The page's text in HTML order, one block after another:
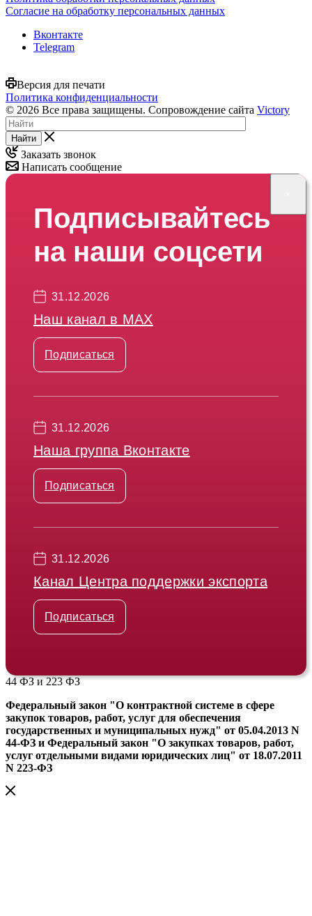
Согласие на обработку персональных данных
Вконтакте
Telegram
Версия для печати
Политика конфиденциальности
© 2026 Все права защищены. Сопровождение сайта Victory
Найти
Заказать звонок
Написать сообщение
Подписывайтесь
на наши соцсети
31.12.2026
Наш канал в МАХ
Подписаться
31.12.2026
Наша группа Вконтакте
Подписаться
31.12.2026
Канал Центра поддержки экспорта
Подписаться
44 ФЗ и 223 ФЗ
Федеральный закон "О контрактной системе в сфере
закупок товаров, работ, услуг для обеспечения
государственных и муниципальных нужд" от 05.04.2013 N
44-ФЗ и Федеральный закон "О закупках товаров, работ,
услуг отдельными видами юридических лиц" от 18.07.2011
N 223-ФЗ